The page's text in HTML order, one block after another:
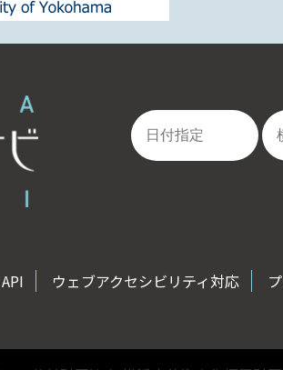
ウェブアクセシビリティ対応